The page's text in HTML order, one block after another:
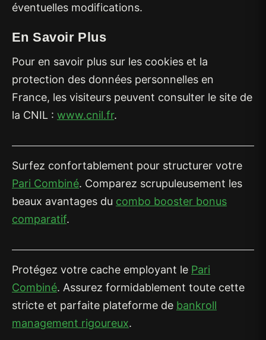
éventuelles modifications.
En Savoir Plus
Pour en savoir plus sur les cookies et la
protection des données personnelles en
France, les visiteurs peuvent consulter le site de
la CNIL : www.cnil.fr.
Surfez confortablement pour structurer votre
Pari Combiné. Comparez scrupuleusement les
beaux avantages du combo booster bonus
comparatif.
Protégez votre cache employant le Pari
Combiné. Assurez formidablement toute cette
stricte et parfaite plateforme de bankroll
management rigoureux.